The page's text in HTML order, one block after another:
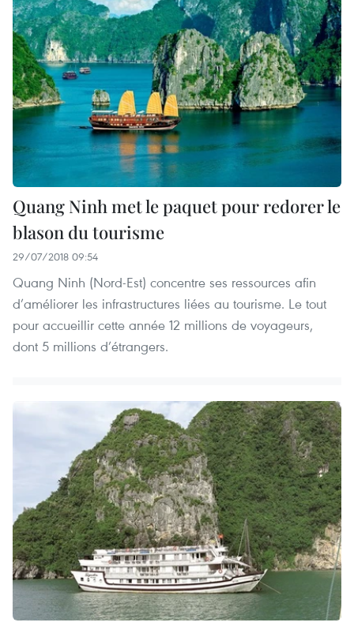
Quang Ninh met le paquet pour redorer le
blason du tourisme
29/07/2018 09:54
Quang Ninh (Nord-Est) concentre ses ressources afin
d’améliorer les infrastructures liées au tourisme. Le tout
pour accueillir cette année 12 millions de voyageurs,
dont 5 millions d’étrangers.